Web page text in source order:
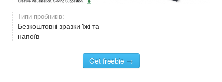
Типи пробників:
Безкоштовні зразки їжі та
напоїв
Get freebie →